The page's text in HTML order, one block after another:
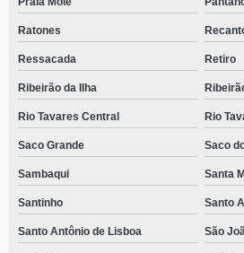
Ratones
Ressacada Retiro
Ribeirão da Ilha
Rio Tavares Central Rio
Saco Grande Saco
Sambaqui Santa
Santinho Santo
Santo Antônio de Lisboa São